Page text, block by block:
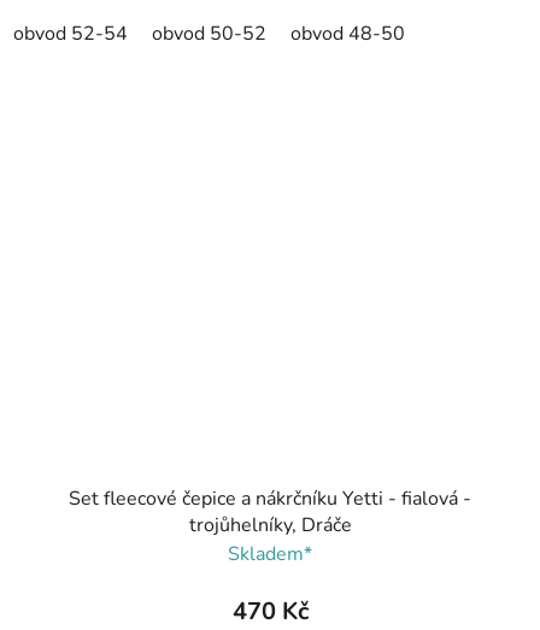
obvod 52-54 obvod 50-52 obvod 48-50
Set fleecové čepice a nákrčníku Yetti - fialová -
trojůhelníky, Dráče
Skladem*
470 Kč